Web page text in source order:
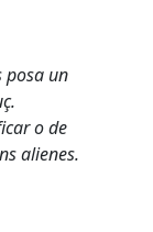
posa un
o de
alienes.